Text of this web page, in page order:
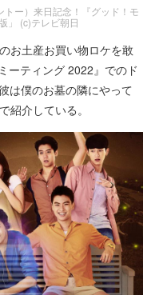
トー）来日記念！『グッド！モ
」 (c)テレビ朝日
お土産お買い物ロケを敢
ーティング 2022』でのド
は僕のお墓の隣にやって
紹介している。